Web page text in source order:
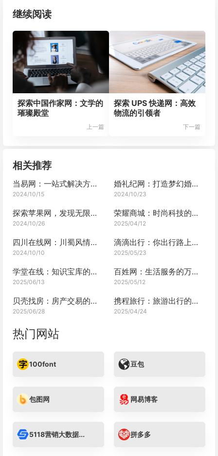
继续阅读
探索中国作家网：文学的
璀璨殿堂
上一篇
探索 UPS 快递网：高效
物流的引领者
下一篇
相关推荐
当易网：一站式解决方案平台
2024/10/15
婚礼纪网：打造梦幻婚礼的一站式平台
2024/10/23
探索苹果网，发现无限可能
2024/10/26
荣耀商城：时尚科技的购物平台
2025/04/12
四川在线网：川蜀风情，一网打尽
2024/10/10
滴滴出行：你出行路上的智能伴侣
2025/05/23
学堂在线：知识宝库的共享殿堂
2025/06/13
百姓网：生活服务的万能钥匙
2025/05/12
贝壳找房：房产交易的安心港湾
2025/06/28
携程旅行：旅游出行的专业管家
2025/04/24
热门网站
100font 豆包
包图网 网易博客
5118营销大数据... 拼多多